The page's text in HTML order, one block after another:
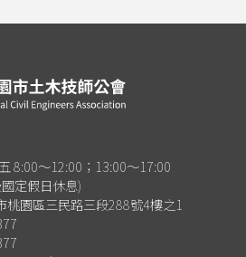
8:00～12:00；13:00～17:00
定假日休息)
桃園區三民路三段288號4樓之1